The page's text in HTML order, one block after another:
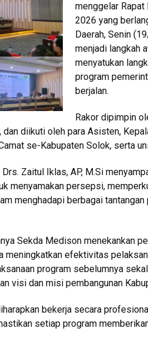
menggelar Rapat
2026 yang
Daerah, Senin
menjadi langkah
menyatukan
program
berjalan.
Rakor dipimpin
diikuti oleh para Asisten,
se-Kabupaten Solok, serta
Zaitul Iklas, AP, M.Si
menyamakan persepsi,
menghadapi berbagai
Sekda Medison menekankan
meningkatkan efektivitas
program sebelumnya
visi dan misi pembangunan
bekerja secara
setiap program